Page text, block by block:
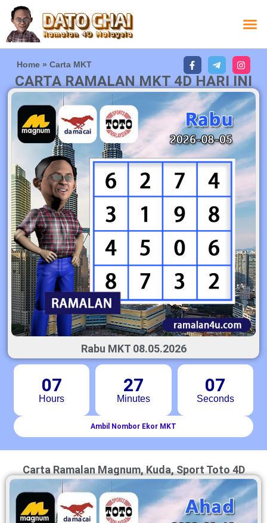
Home »Carta MKT
CARTA RAMALAN MKT 4D HARI INI
07
Hours
27
Minutes
06
Seconds
Ambil Nombor Ekor MKT
Rabu MKT 08.05.2026
Carta Ramalan Magnum, Kuda, Sport Toto 4D